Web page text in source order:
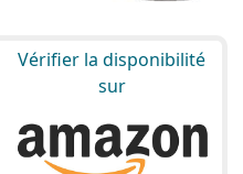
Vérifier la disponibilité
sur